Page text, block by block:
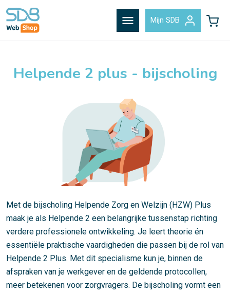
menu Mijn SDB
Helpende 2 plus - bijscholing
Met de bijscholing Helpende Zorg en Welzijn (HZW) Plus
maak je als Helpende 2 een belangrijke tussenstap richting
verdere professionele ontwikkeling. Je leert theorie én
essentiële praktische vaardigheden die passen bij de rol van
Helpende 2 Plus. Met dit specialisme kun je, binnen de
afspraken van je werkgever en de geldende protocollen,
meer betekenen voor zorgvragers. De bijscholing vormt een